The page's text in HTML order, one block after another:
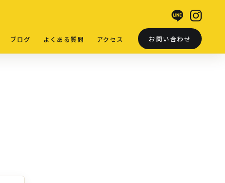
ブログ よくある質問 アクセス お問い合わせ